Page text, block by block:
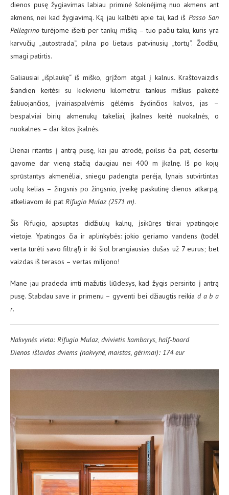
dienos pusę žygiavimas labiau priminė šokinėjimą nuo akmens ant
akmens, nei kad žygiavimą. Ką jau kalbėti apie tai, kad iš Passo San
Pellegrino turėjome išeiti per tankų mišką – tuo pačiu taku, kuris yra
karvučių „autostrada“, pilna po lietaus patvinusių „tortų“. Žodžiu,
smagi patirtis.
Galiausiai „išplaukę“ iš miško, grįžom atgal į kalnus. Kraštovaizdis
šiandien keitėsi su kiekvienu kilometru: tankius miškus pakeitė
žaliuojančios, įvairiaspalvėmis gėlėmis žydinčios kalvos, jas –
bespalviai birių akmenukų takeliai, įkalnes keitė nuokalnės, o
nuokalnes – dar kitos įkalnės.
Dienai ritantis į antrą pusę, kai jau atrodė, poilsis čia pat, desertui
gavome dar vieną stačią daugiau nei 400 m įkalnę. Iš po kojų
sprūstantys akmenėliai, sniegu padengta perėja, lynais sutvirtintas
uolų kelias – žingsnis po žingsnio, įveikę paskutinę dienos atkarpą,
atkeliavom iki pat Rifugio Mulaz (2571 m).
Šis Rifugio, apsuptas didžiulių kalnų, įsikūręs tikrai ypatingoje
vietoje. Ypatingos čia ir aplinkybės: jokio geriamo vandens (todėl
verta turėti savo filtrą!) ir iki šiol brangiausias dušas už 7 eurus; bet
vaizdas iš terasos – vertas milijono!
Mane jau pradeda imti mažutis liūdesys, kad žygis persirito į antrą
pusę. Stabdau save ir primenu – gyventi bei džiaugtis reikia d a b a
r.
Nakvynės vieta: Rifugio Mulaz, dvivietis kambarys, half-board
Dienos išlaidos dviems (nakvynė, maistas, gėrimai): 174 eur